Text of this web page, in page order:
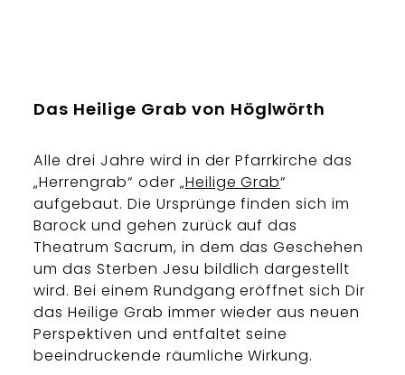
Das Heilige Grab von Höglwörth
Alle drei Jahre wird in der Pfarrkirche das
„Herrengrab“ oder „Heilige Grab“
aufgebaut. Die Ursprünge finden sich im
Barock und gehen zurück auf das
Theatrum Sacrum, in dem das Geschehen
um das Sterben Jesu bildlich dargestellt
wird. Bei einem Rundgang eröffnet sich Dir
das Heilige Grab immer wieder aus neuen
Perspektiven und entfaltet seine
beeindruckende räumliche Wirkung.